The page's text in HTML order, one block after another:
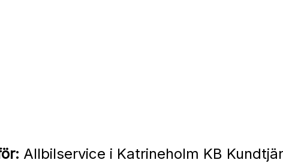
Allbilservice i Katrineholm KB